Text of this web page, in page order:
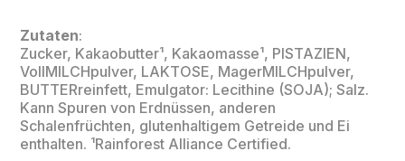
Zutaten:
Zucker, Kakaobutter¹, Kakaomasse¹, PISTAZIEN,
VollMILCHpulver, LAKTOSE, MagerMILCHpulver,
BUTTERreinfett, Emulgator: Lecithine (SOJA); Salz.
Kann Spuren von Erdnüssen, anderen
Schalenfrüchten, glutenhaltigem Getreide und Ei
enthalten. ¹Rainforest Alliance Certified.